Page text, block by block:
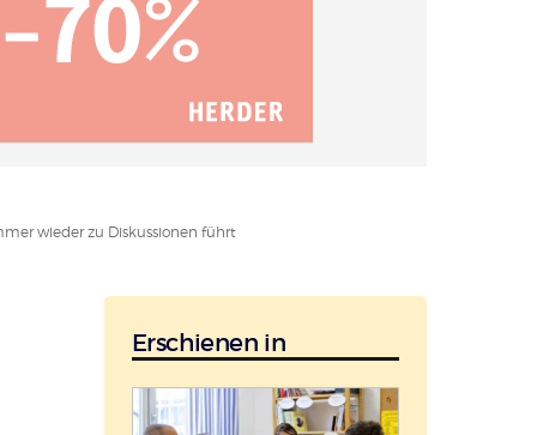
wieder zu Diskussionen führt
Erschienen in